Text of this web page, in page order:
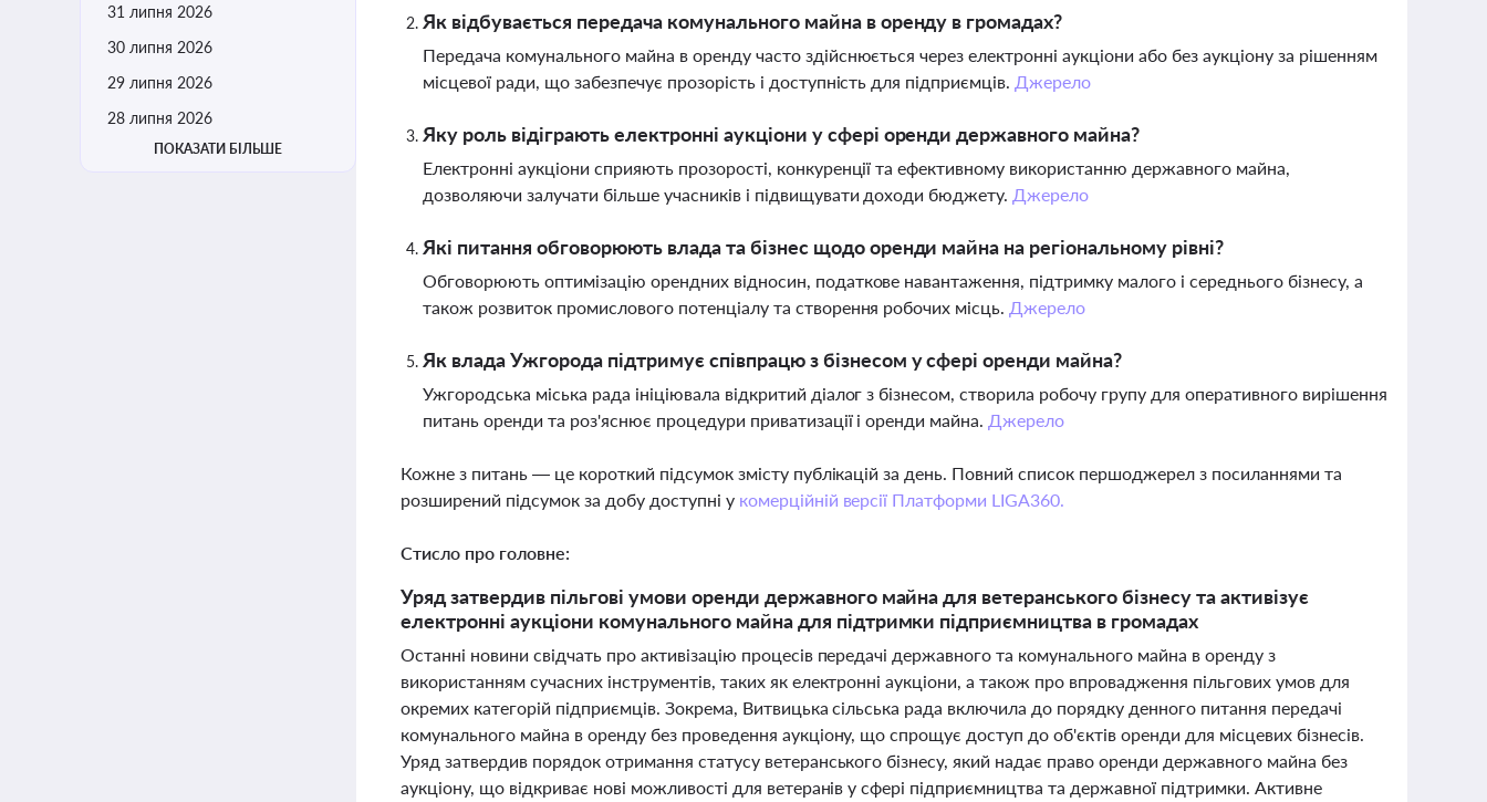
31 липня 2026
30 липня 2026
29 липня 2026
28 липня 2026
ПОКАЗАТИ БІЛЬШЕ
Як відбувається передача комунального майна в оренду в громадах?
Передача комунального майна в оренду часто здійснюється через електронні аукціони або без аукціону за рішенням
місцевої ради, що забезпечує прозорість і доступність для підприємців. Джерело
Яку роль відіграють електронні аукціони у сфері оренди державного майна?
Електронні аукціони сприяють прозорості, конкуренції та ефективному використанню державного майна,
дозволяючи залучати більше учасників і підвищувати доходи бюджету. Джерело
Які питання обговорюють влада та бізнес щодо оренди майна на регіональному рівні?
Обговорюють оптимізацію орендних відносин, податкове навантаження, підтримку малого і середнього бізнесу, а
також розвиток промислового потенціалу та створення робочих місць. Джерело
Як влада Ужгорода підтримує співпрацю з бізнесом у сфері оренди майна?
Ужгородська міська рада ініціювала відкритий діалог з бізнесом, створила робочу групу для оперативного вирішення
питань оренди та роз'яснює процедури приватизації і оренди майна. Джерело
Кожне з питань — це короткий підсумок змісту публікацій за день. Повний список першоджерел з посиланнями та
розширений підсумок за добу доступні у комерційній версії Платформи LIGA360.
Стисло про головне:
Уряд затвердив пільгові умови оренди державного майна для ветеранського бізнесу та активізує
електронні аукціони комунального майна для підтримки підприємництва в громадах
Останні новини свідчать про активізацію процесів передачі державного та комунального майна в оренду з
використанням сучасних інструментів, таких як електронні аукціони, а також про впровадження пільгових умов для
окремих категорій підприємців. Зокрема, Витвицька сільська рада включила до порядку денного питання передачі
комунального майна в оренду без проведення аукціону, що спрощує доступ до об'єктів оренди для місцевих бізнесів.
Уряд затвердив порядок отримання статусу ветеранського бізнесу, який надає право оренди державного майна без
аукціону, що відкриває нові можливості для ветеранів у сфері підприємництва та державної підтримки. Активне